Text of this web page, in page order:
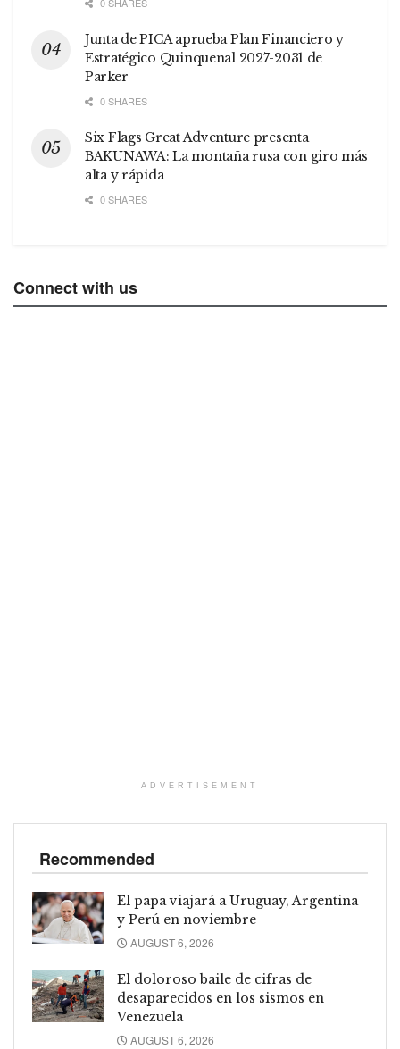
0 SHARES
Junta de PICA aprueba Plan Financiero y
Estratégico Quinquenal 2027-2031 de
Parker
0 SHARES
Six Flags Great Adventure presenta
BAKUNAWA: La montaña rusa con giro más
alta y rápida
0 SHARES
Connect with us
ADVERTISEMENT
Recommended
El papa viajará a Uruguay, Argentina
y Perú en noviembre
AUGUST 6, 2026
El doloroso baile de cifras de
desaparecidos en los sismos en
Venezuela
AUGUST 6, 2026